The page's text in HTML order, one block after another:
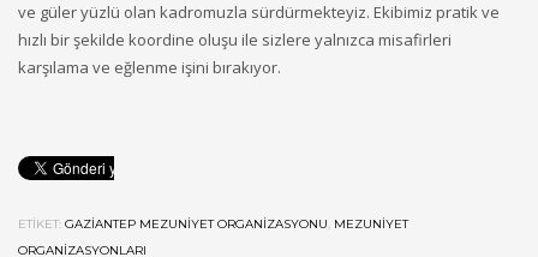
ve güler yüzlü olan kadromuzla sürdürmekteyiz. Ekibimiz pratik ve
hızlı bir şekilde koordine oluşu ile sizlere yalnızca misafirleri
karşılama ve eğlenme işini bırakıyor.
ETIKET: GAZIANTEP MEZUNIYET ORGANIZASYONU, MEZUNIYET
ORGANIZASYONLARI